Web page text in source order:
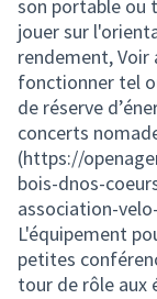
son portable ou
jouer sur
rendement, Voir
fonctionner tel
de réserve
concerts
(https://
bois-dnos-
association-
L'équipement
petites
tour de rôle aux